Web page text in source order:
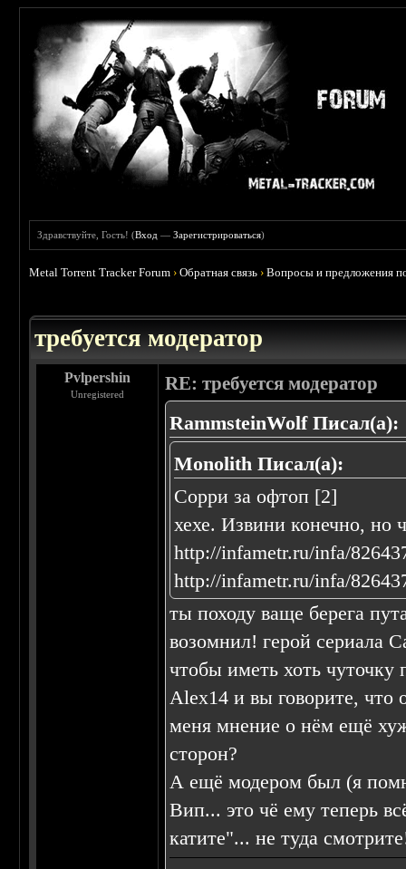
Здравствуйте, Гость! (Вход —Зарегистрироваться)
Metal Torrent Tracker Forum ›Обратная связь ›Вопросы и предложения
требуется модератор
Pvlpershin
Unregistered
RE: требуется модератор
RammsteinWolf Писал(а):
Monolith Писал(а):
Сорри за офтоп [2]
хехе. Извини конечно, но
http://infametr.ru/infa/
http://infametr.ru/infa/
ты походу ваще берега
возомнил! герой сериала
чтобы иметь хоть чуточку
Alex14 и вы говорите, что
меня мнение о нём ещё
сторон?
А ещё модером был (я
Вип... это чё ему теперь
катите"... не туда